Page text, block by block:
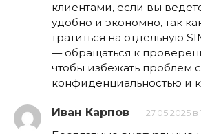
клиентами, если вы
удобно и экономно, так
тратиться на отдельную
— обращаться к
чтобы избежать проблем с
конфиденциальностью и
Иван Карпов 27.05.2025 в